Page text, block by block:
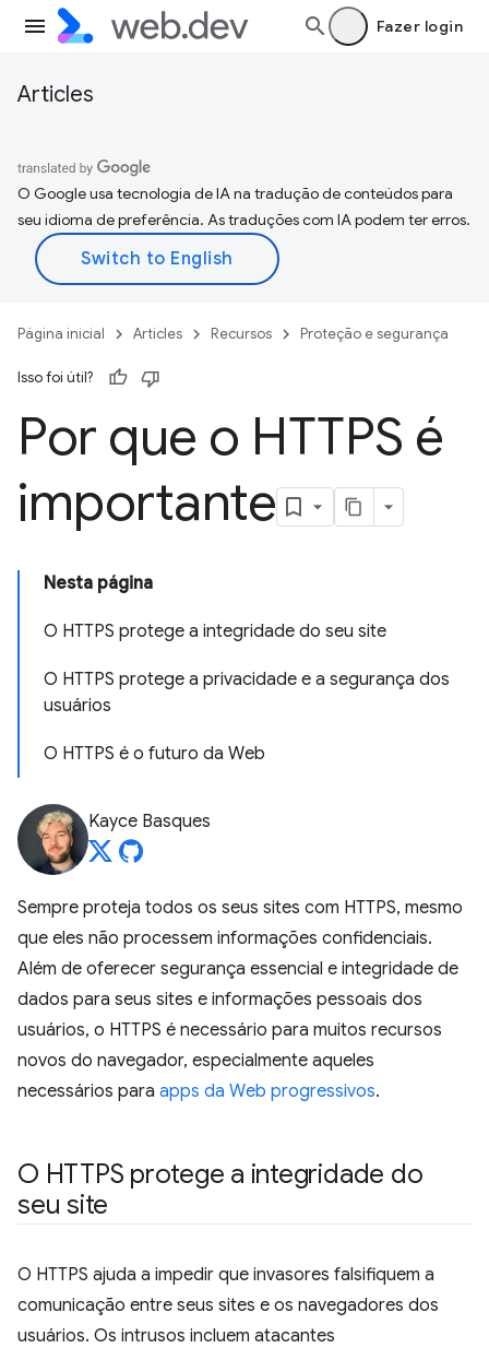
Fazer login
Articles
O Google usa tecnologia de IA na tradução de conteúdos para
seu idioma de preferência. As traduções com IA podem ter erros.
Página inicial Articles Recursos Proteção e segurança
Isso foi útil?
Por que o HTTPS é
importante
Nesta página
O HTTPS protege a integridade do seu site
O HTTPS protege a privacidade e a segurança dos
usuários
O HTTPS é o futuro da Web
Kayce Basques
Sempre proteja todos os seus sites com HTTPS, mesmo
que eles não processem informações confidenciais.
Além de oferecer segurança essencial e integridade de
dados para seus sites e informações pessoais dos
usuários, o HTTPS é necessário para muitos recursos
novos do navegador, especialmente aqueles
necessários para apps da Web progressivos.
O HTTPS protege a integridade do
seu site
O HTTPS ajuda a impedir que invasores falsifiquem a
comunicação entre seus sites e os navegadores dos
usuários. Os intrusos incluem atacantes